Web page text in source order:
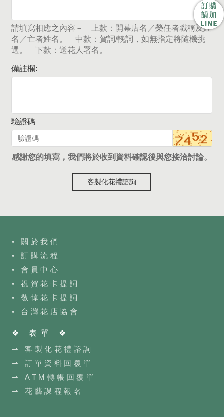
請填寫相應之內容－ 上款：開幕店名／榮任者職稱及姓
名／亡者姓名。 中款：賀詞/輓詞，如無指定將隨機挑
選。 下款：送花人署名。
備註欄:
驗證碼
感謝您的填寫，我們將於收到資料確認後與您接洽討論。
客製化花禮諮詢
• 關於我們
• 訂購流程
• 會員中心
• 祝賀花卡提詞
• 敬悼花卡提詞
• 台灣花店協會
❖ 表單 ❖
⇀ 客製化花禮諮詢
⇀ 訂單資料回覆單
⇀ ATM轉帳回覆單
⇀ 花藝課程報名